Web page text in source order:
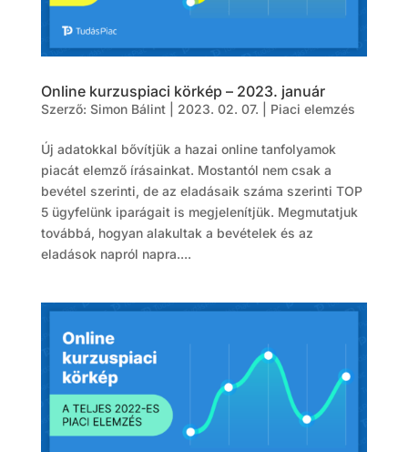
Online kurzuspiaci körkép – 2023. január
Szerző: Simon Bálint| 2023. 02. 07. Piaci elemzés
Új adatokkal bővítjük a hazai online tanfolyamok
piacát elemző írásainkat. Mostantól nem csak a
bevétel szerinti, de az eladásaik száma szerinti TOP
5 ügyfelünk iparágait is megjelenítjük. Megmutatjuk
továbbá, hogyan alakultak a bevételek és az
eladások napról napra....